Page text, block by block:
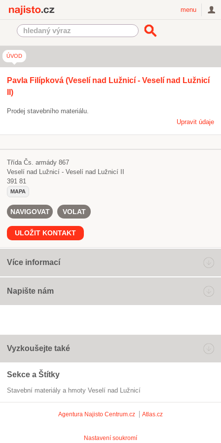
menu
ÚVOD
Pavla Filípková (Veselí nad Lužnicí - Veselí nad Lužnicí
II)
Prodej stavebního materiálu.
Upravit údaje
Třída Čs. armády 867
Veselí nad Lužnicí - Veselí nad Lužnicí II
391 81
MAPA
NAVIGOVAT VOLAT
ULOŽIT KONTAKT
Více informací
Napište nám
Vyzkoušejte také
Sekce a Štítky
Stavební materiály a hmoty Veselí nad Lužnicí
Agentura Najisto Centrum.cz Atlas.cz
Nastavení soukromí